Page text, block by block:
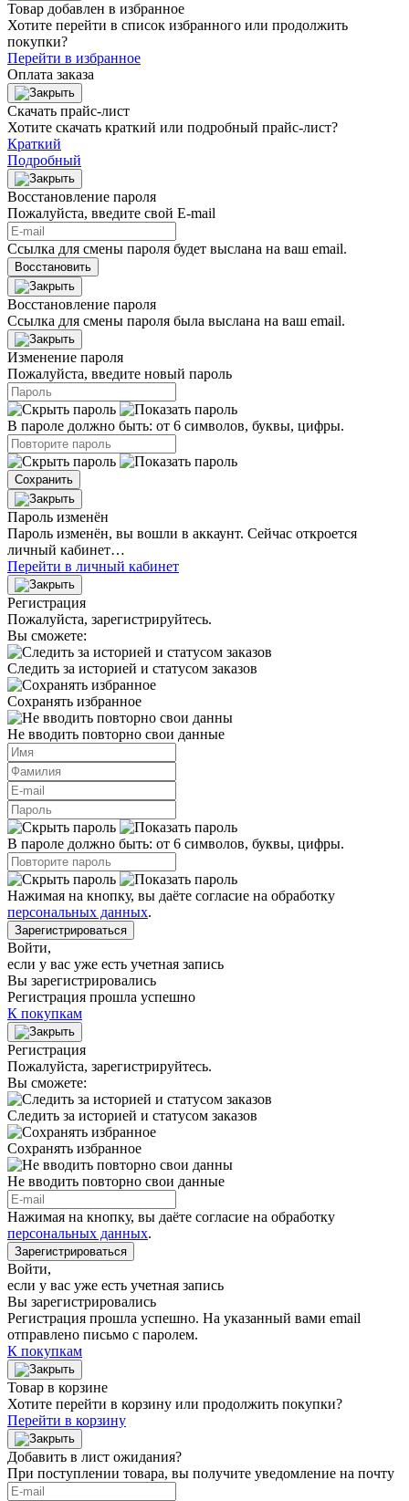
Товар добавлен в избранное
Хотите перейти в список избранного или продолжить
покупки?
Перейти в избранное
Оплата заказа
Скачать прайс-лист
Хотите скачать краткий или подробный прайс-лист?
Краткий
Подробный
Восстановление пароля
Пожалуйста, введите свой E‑mail
Ссылка для смены пароля будет выслана на ваш email.
Восстановить
Восстановление пароля
Ссылка для смены пароля была выслана на ваш email.
Изменение пароля
Пожалуйста, введите новый пароль
В пароле должно быть: от 6 символов, буквы, цифры.
Сохранить
Пароль изменён
Пароль изменён, вы вошли в аккаунт. Сейчас откроется
личный кабинет…
Перейти в личный кабинет
Регистрация
Пожалуйста, зарегистрируйтесь.
Вы сможете:
Следить за историей и статусом заказов
Сохранять избранное
Не вводить повторно свои данные
В пароле должно быть: от 6 символов, буквы, цифры.
Нажимая на кнопку, вы даёте согласие на обработку
персональных данных.
Зарегистрироваться
Войти,
если у вас уже есть учетная запись
Вы зарегистрировались
Регистрация прошла успешно
К покупкам
Регистрация
Пожалуйста, зарегистрируйтесь.
Вы сможете:
Следить за историей и статусом заказов
Сохранять избранное
Не вводить повторно свои данные
Нажимая на кнопку, вы даёте согласие на обработку
персональных данных.
Зарегистрироваться
Войти,
если у вас уже есть учетная запись
Вы зарегистрировались
Регистрация прошла успешно. На указанный вами email
отправлено письмо с паролем.
К покупкам
Товар в корзине
Хотите перейти в корзину или продолжить покупки?
Перейти в корзину
Добавить в лист ожидания?
При поступлении товара, вы получите уведомление на почту